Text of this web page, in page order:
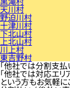
天川村
野迫川村
十津川村
下北山村
上北山村
川上村
東吉野村
「他社では分割支払
「他社では対応エリ
という方もお気軽に